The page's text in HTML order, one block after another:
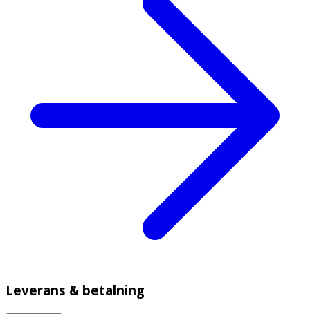
Leverans & betalning